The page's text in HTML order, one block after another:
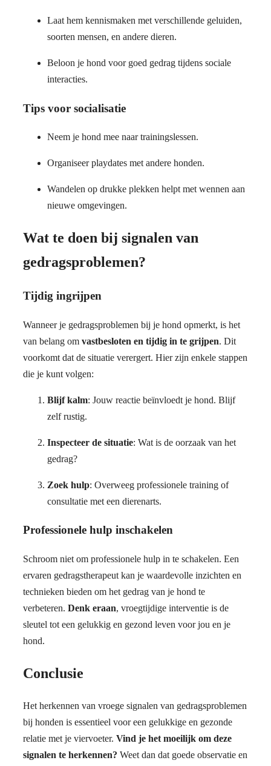
Laat hem kennismaken met verschillende geluiden,
soorten mensen, en andere dieren.
Beloon je hond voor goed gedrag tijdens sociale
interacties.
Tips voor socialisatie
Neem je hond mee naar trainingslessen.
Organiseer playdates met andere honden.
Wandelen op drukke plekken helpt met wennen aan
nieuwe omgevingen.
Wat te doen bij signalen van
gedragsproblemen?
Tijdig ingrijpen
Wanneer je gedragsproblemen bij je hond opmerkt, is het
van belang om vastbesloten en tijdig in te grijpen. Dit
voorkomt dat de situatie verergert. Hier zijn enkele stappen
die je kunt volgen:
Blijf kalm: Jouw reactie beïnvloedt je hond. Blijf
zelf rustig.
Inspecteer de situatie: Wat is de oorzaak van het
gedrag?
Zoek hulp: Overweeg professionele training of
consultatie met een dierenarts.
Professionele hulp inschakelen
Schroom niet om professionele hulp in te schakelen. Een
ervaren gedragstherapeut kan je waardevolle inzichten en
technieken bieden om het gedrag van je hond te
verbeteren. Denk eraan, vroegtijdige interventie is de
sleutel tot een gelukkig en gezond leven voor jou en je
hond.
Conclusie
Het herkennen van vroege signalen van gedragsproblemen
bij honden is essentieel voor een gelukkige en gezonde
relatie met je viervoeter. Vind je het moeilijk om deze
signalen te herkennen? Weet dan dat goede observatie en